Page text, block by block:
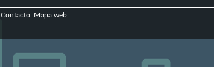
Contacto| Mapa web